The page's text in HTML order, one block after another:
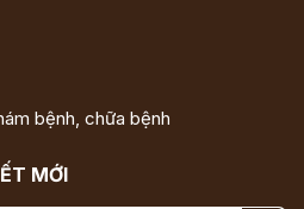
bệnh, chữa bệnh
MỚI